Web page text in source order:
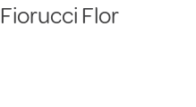
Flor